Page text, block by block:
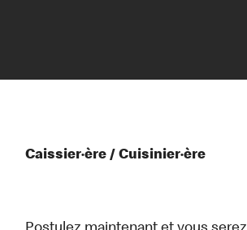
Caissier·ère / Cuisinier·ère